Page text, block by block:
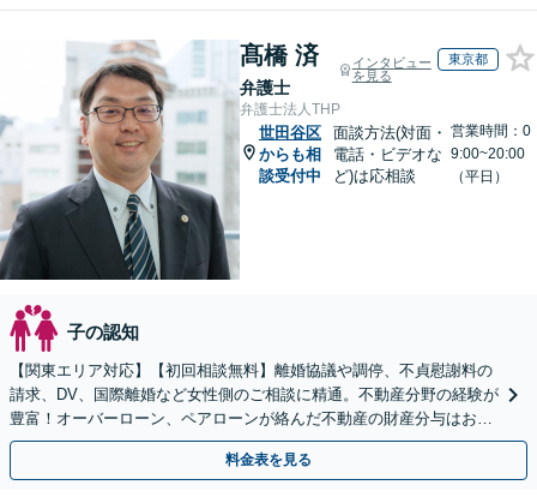
髙橋 済
弁護士
インタビュー
を見る
東京都
弁護士法人THP
世田谷区
からも相
談受付中
面談方法(対面・
電話・ビデオな
ど)は応相談
営業時間：0
9:00~20:00
（平日）
子の認知
【関東エリア対応】【初回相談無料】離婚協議や調停、不貞慰謝料の
請求、DV、国際離婚など女性側のご相談に精通。不動産分野の経験が
豊富！オーバーローン、ペアローンが絡んだ不動産の財産分与はお任
せください【完全個室】【子連れ相談OK】
料金表を見る